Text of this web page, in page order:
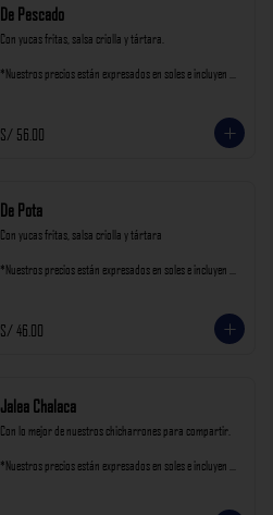
De Pescado
Con yucas fritas, salsa criolla y tártara.
*Nuestros precios están expresados en soles e incluyen
S/ 56.00
De Pota
Con yucas fritas, salsa criolla y tártara
*Nuestros precios están expresados en soles e incluyen
S/ 46.00
Jalea Chalaca
Con lo mejor de nuestros chicharrones para compartir.
*Nuestros precios están expresados en soles e incluyen